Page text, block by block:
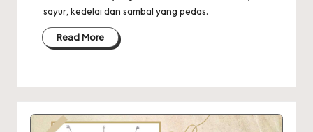
sayur, kedelai dan sambal yang pedas.
Read More